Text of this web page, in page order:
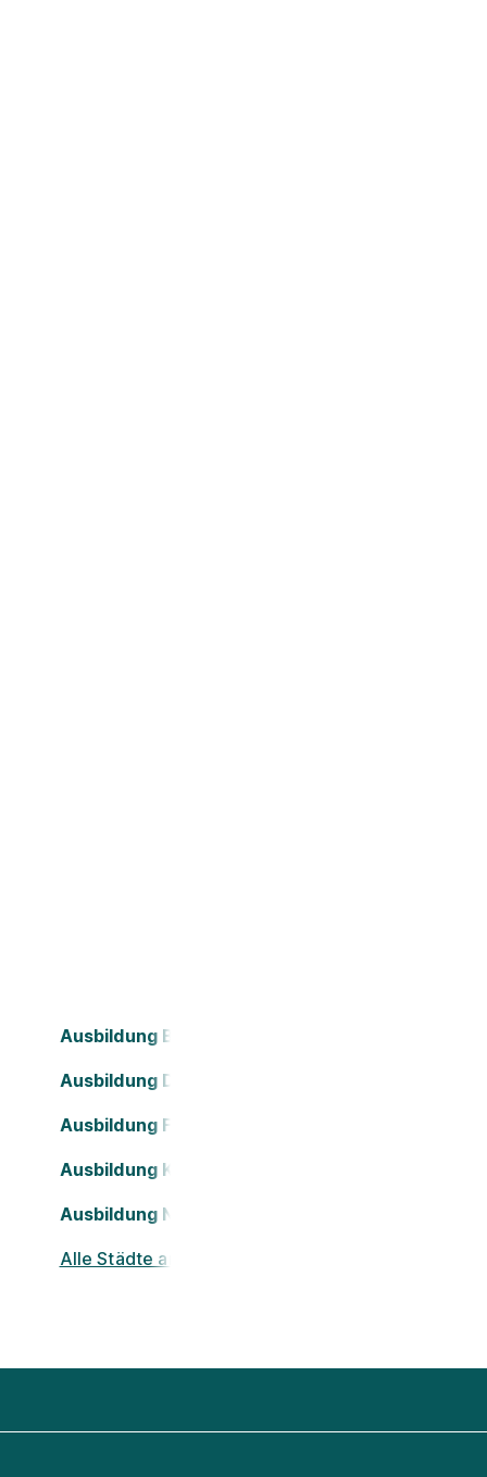
Ausbildung Bielefeld
Ausbildung Dortmund
Ausbildung Frankfurt am Main
Ausbildung Köln
Ausbildung Nürnberg
Alle Städte ansehen